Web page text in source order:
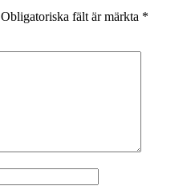
Obligatoriska fält är märkta *